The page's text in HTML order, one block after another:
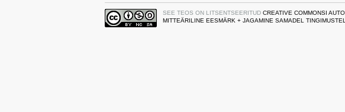
SEE TEOS ON LITSENTSEERITUD CREATIVE COMMONSI
MITTEÄRILINE EESMÄRK + JAGAMINE SAMADEL